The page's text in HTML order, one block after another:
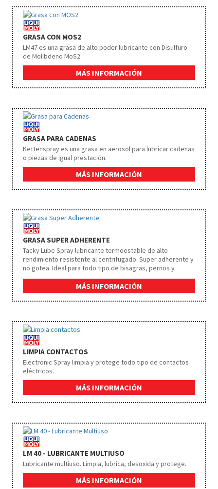
GRASA CON MOS2
LM47 es una grasa de alto poder lubricante con Disulfuro
de Molibdeno MoS2.
MÁS INFORMACIÓN
GRASA PARA CADENAS
Kettenspray es una grasa en aerosol para lubricar cadenas
o piezas de igual prestación.
MÁS INFORMACIÓN
GRASA SUPER ADHERENTE
Tacky Lube Spray lubricante termoestable de alto
rendimiento resistente al centrifugado. Super adherente y
no gotea. Ideal para todo tipo de bisagras, pernos y
tensores de puertas.
MÁS INFORMACIÓN
LIMPIA CONTACTOS
Electronic Spray limpia y protege todo tipo de contactos
eléctricos.
MÁS INFORMACIÓN
LM 40 - LUBRICANTE MULTIUSO
Lubricante multiuso. Limpia, lubrica, desoxida y protege.
MÁS INFORMACIÓN